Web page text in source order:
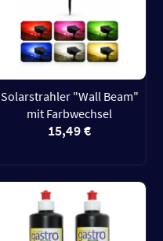
Solarstrahler "Wall Beam"
mit Farbwechsel
15,49 €